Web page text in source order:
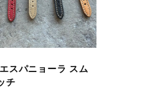
スパニョーラ スム
チ